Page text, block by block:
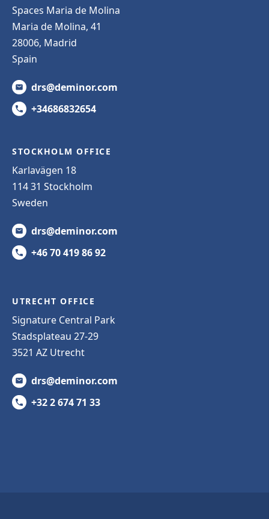
Spaces Maria de Molina
Maria de Molina, 41
28006, Madrid
Spain
drs@deminor.com
+34686832654
STOCKHOLM OFFICE
Karlavägen 18
114 31 Stockholm
Sweden
drs@deminor.com
+46 70 419 86 92
UTRECHT OFFICE
Signature Central Park
Stadsplateau 27-29
3521 AZ Utrecht
drs@deminor.com
+32 2 674 71 33